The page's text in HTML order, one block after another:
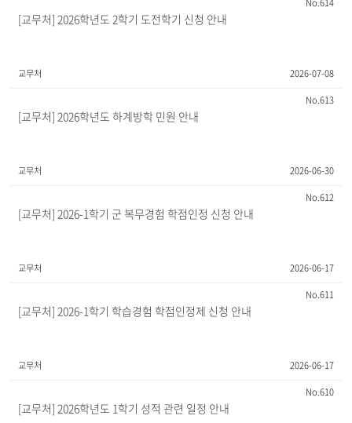
614
[교무처] 2026학년도 2학기 도전학기 신청 안내
교무처
2026-07-08
613
[교무처] 2026학년도 하계방학 민원 안내
교무처
2026-06-30
612
[교무처] 2026-1학기 군 복무경험 학점인정 신청 안내
교무처
2026-06-17
611
[교무처] 2026-1학기 학습경험 학점인정제 신청 안내
교무처
2026-06-17
610
[교무처] 2026학년도 1학기 성적 관련 일정 안내